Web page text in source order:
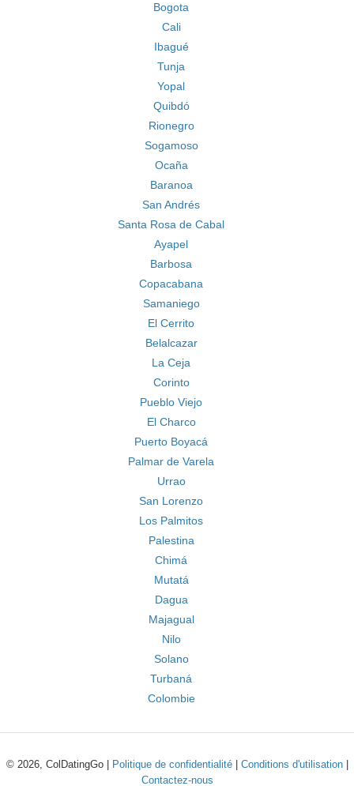
Bogota
Cali
Ibagué
Tunja
Yopal
Quibdó
Rionegro
Sogamoso
Ocaña
Baranoa
San Andrés
Santa Rosa de Cabal
Ayapel
Barbosa
Copacabana
Samaniego
El Cerrito
Belalcazar
La Ceja
Corinto
Pueblo Viejo
El Charco
Puerto Boyacá
Palmar de Varela
Urrao
San Lorenzo
Los Palmitos
Palestina
Chimá
Mutatá
Dagua
Majagual
Nilo
Solano
Turbaná
Colombie
© 2026, ColDatingGo | Politique de confidentialité| Conditions d'utilisation|
Contactez-nous